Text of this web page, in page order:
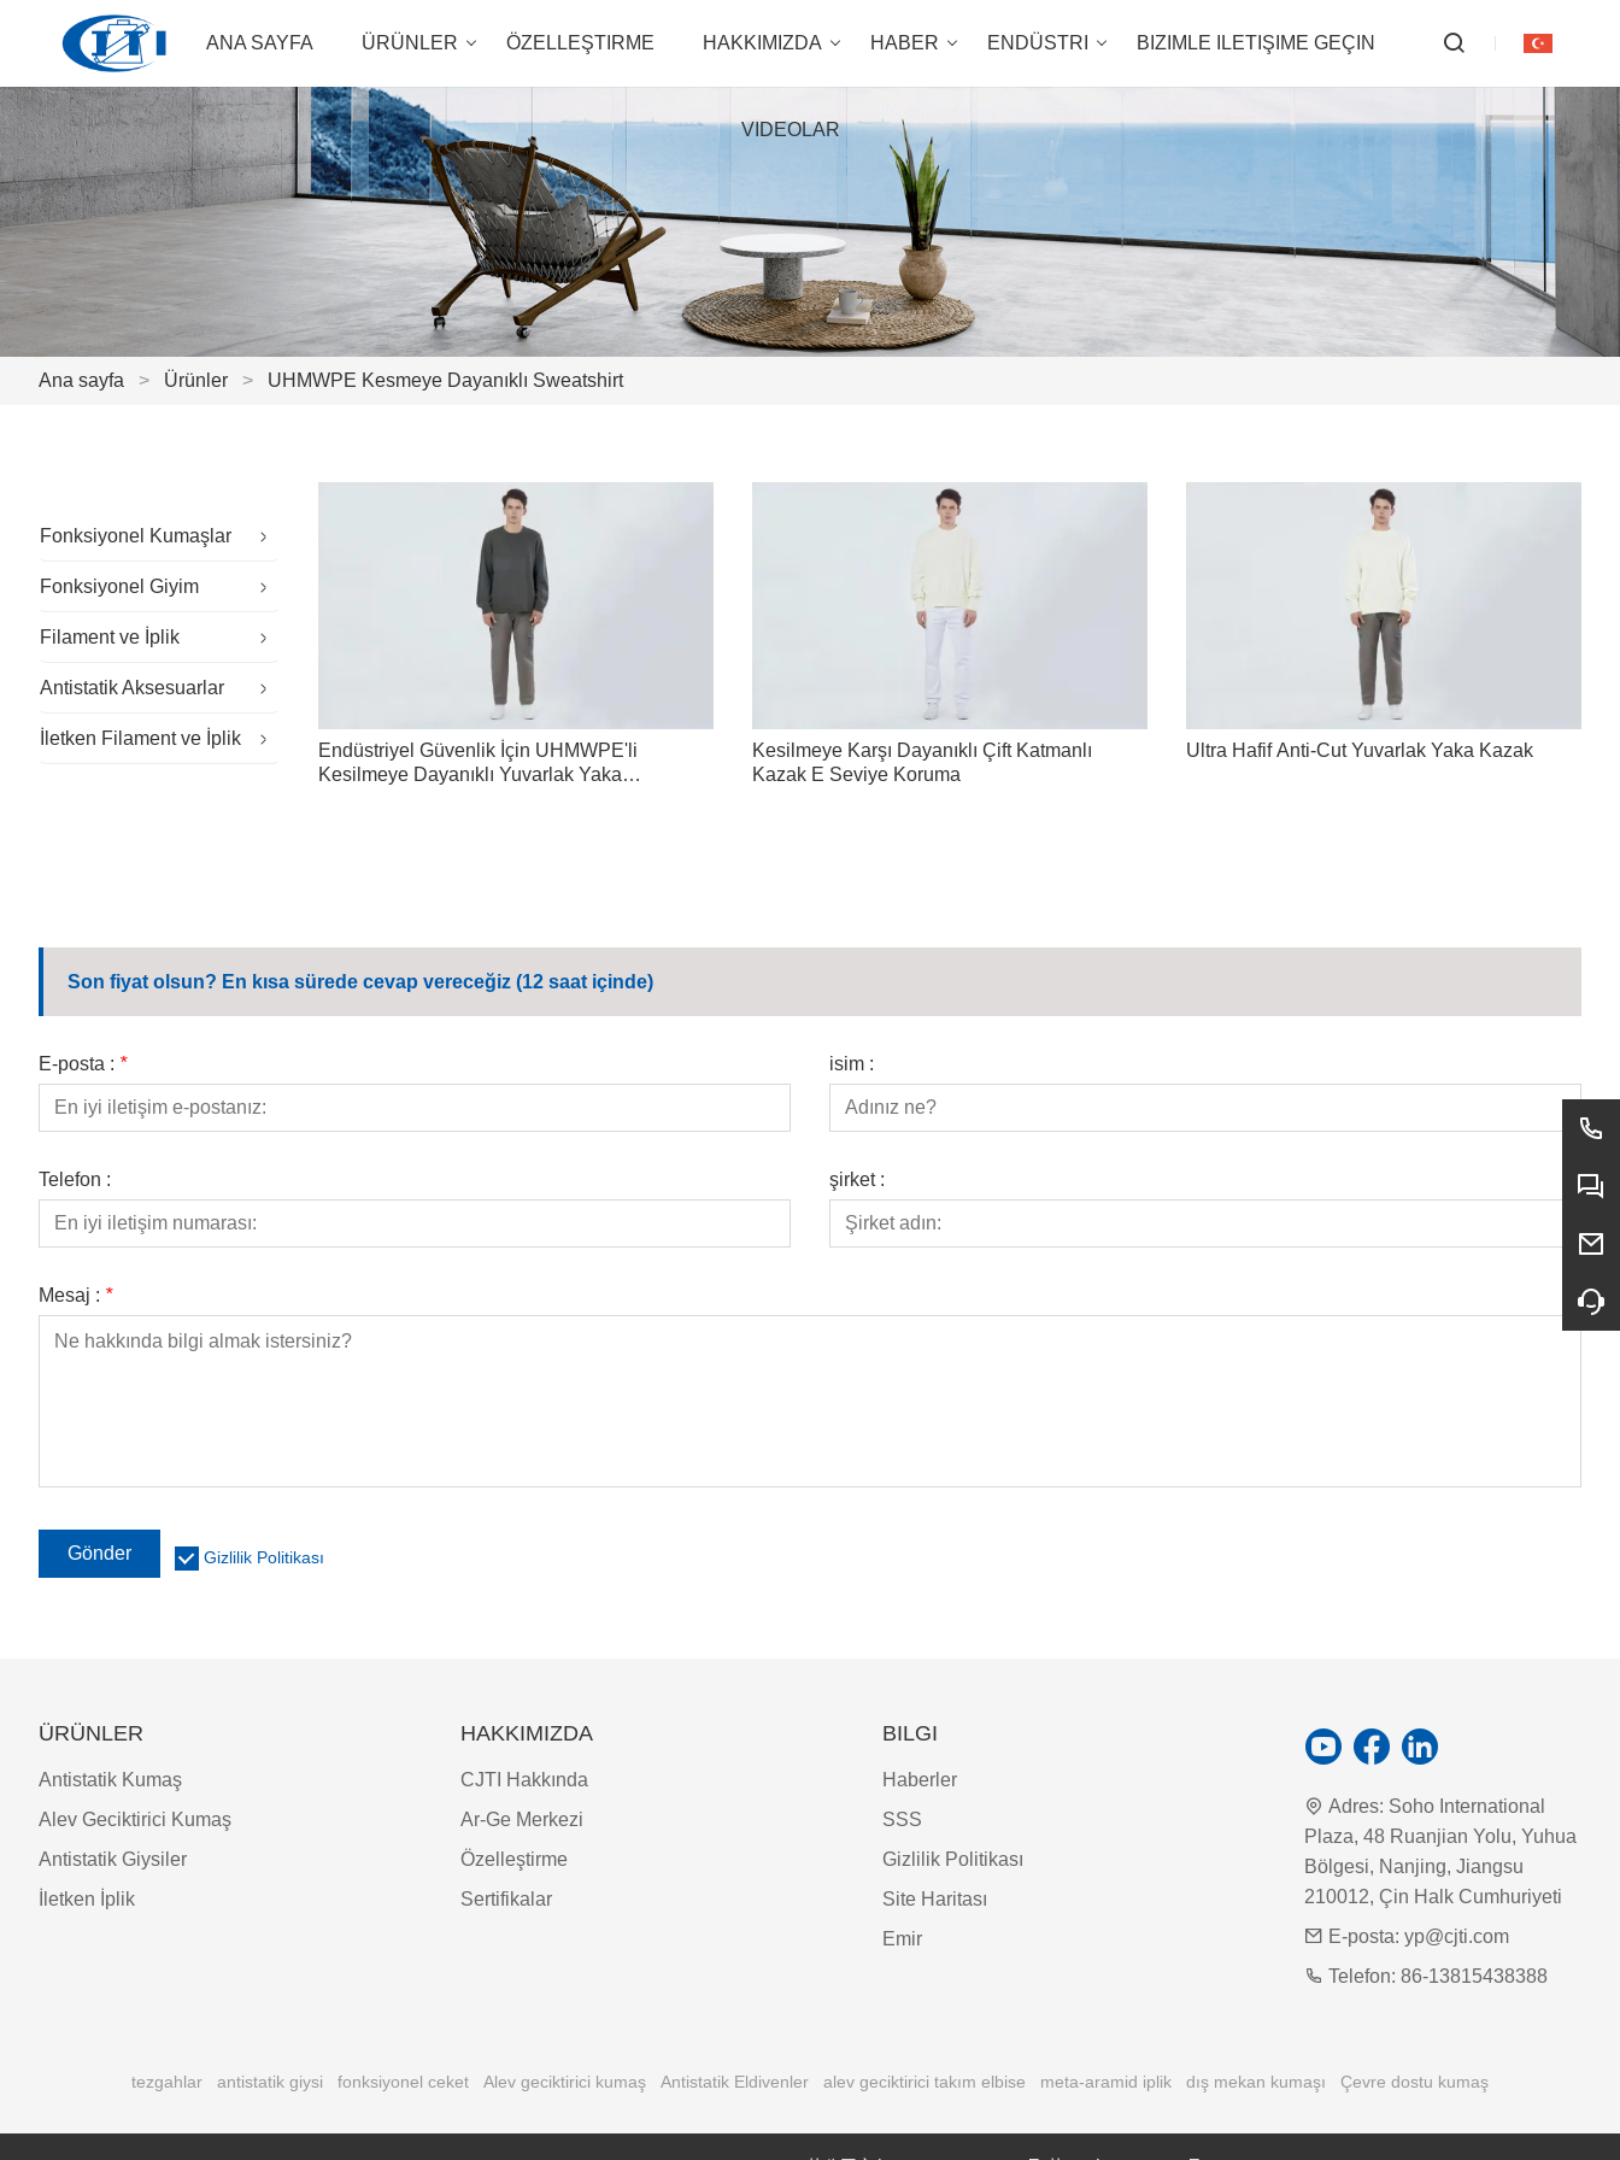
ANA SAYFA ÜRÜNLER ÖZELLEŞTIRME HAKKIMIZDA HABER ENDÜSTRI BIZIMLE ILETIŞIME GEÇIN
VIDEOLAR
Ana sayfa > Ürünler > UHMWPE Kesmeye Dayanıklı Sweatshirt
Fonksiyonel Kumaşlar
Özel Kumaşlar
Sürdürülebilir Kumaş
Dış Mekan Kumaşı
Fonksiyonel Giyim
Özel İş Kıyafetleri
Temiz oda kıyafetleri
Genel İş Kıyafetleri
Filament ve İplik
Alev Geciktirici İplik
Antistatik Aksesuarlar
Antistatik Eldivenler
İletken Filament ve İplik
Endüstriyel Güvenlik İçin UHMWPE'li
Kesilmeye Dayanıklı Yuvarlak Yaka
Kesilmeye Karşı Dayanıklı Çift Katmanlı
Kazak E Seviye Koruma
Ultra Hafif Anti-Cut Yuvarlak Yaka Kazak
Son fiyat olsun? En kısa sürede cevap vereceğiz (12 saat içinde)
E-posta : * isim :
Telefon : şirket :
Mesaj : *
Gönder Gizlilik Politikası
ÜRÜNLER
Antistatik Kumaş
Alev Geciktirici Kumaş
Antistatik Giysiler
İletken İplik
HAKKIMIZDA
CJTI Hakkında
Ar-Ge Merkezi
Özelleştirme
Sertifikalar
BILGI
Haberler
SSS
Gizlilik Politikası
Site Haritası
Emir
Adres: Soho International
Plaza, 48 Ruanjian Yolu, Yuhua
Bölgesi, Nanjing, Jiangsu
210012, Çin Halk Cumhuriyeti
E-posta: yp@cjti.com
Telefon: 86-13815438388
tezgahlar antistatik giysi fonksiyonel ceket Alev geciktirici kumaş Antistatik Eldivenler alev geciktirici takım elbise meta-aramid iplik dış mekan kumaşı Çevre dostu kumaş